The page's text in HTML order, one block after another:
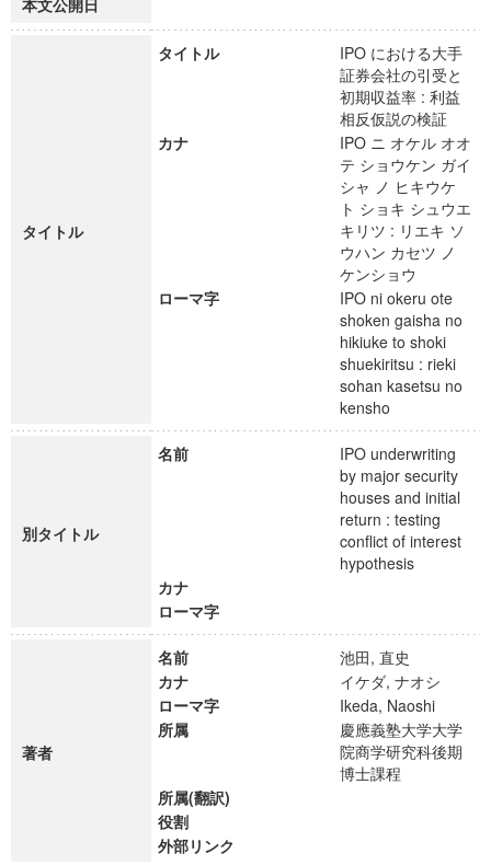
本文公開日
タイトル
タイトル
IPO における大手
証券会社の引受と
初期収益率 : 利益
相反仮説の検証
カナ
IPO ニ オケル オオ
テ ショウケン ガイ
シャ ノ ヒキウケ
ト ショキ シュウエ
キリツ : リエキ ソ
ウハン カセツ ノ
ケンショウ
ローマ字
IPO ni okeru ote
shoken gaisha no
hikiuke to shoki
shuekiritsu : rieki
sohan kasetsu no
kensho
別タイトル
名前
IPO underwriting
by major security
houses and initial
return : testing
conflict of interest
hypothesis
カナ
ローマ字
著者
名前
池田, 直史
カナ
イケダ, ナオシ
ローマ字
Ikeda, Naoshi
所属
慶應義塾大学大学
院商学研究科後期
博士課程
所属(翻訳)
役割
外部リンク